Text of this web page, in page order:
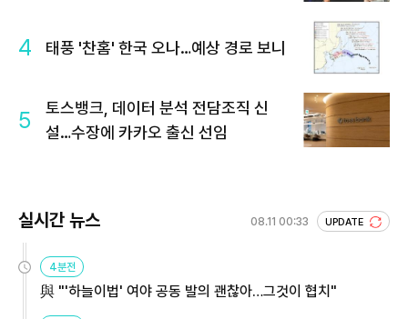
4 태풍 '찬홈' 한국 오나…예상 경로 보니
5
토스뱅크, 데이터 분석 전담조직 신
설…수장에 카카오 출신 선임
실시간 뉴스 08.11 00:33 UPDATE
4분전
與 "'하늘이법' 여야 공동 발의 괜찮아…그것이 협치"